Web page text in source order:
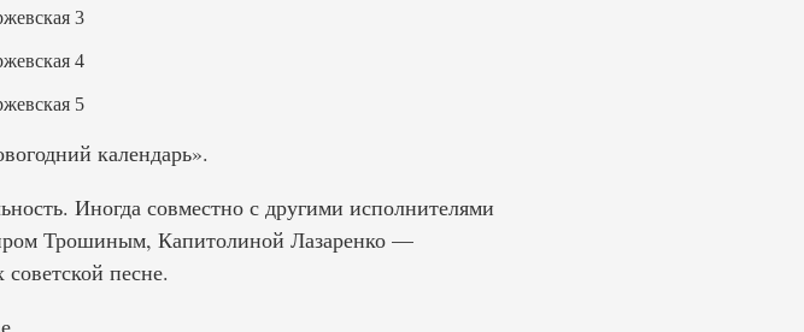
календарь».
Иногда совместно с другими исполнителями
Трошиным, Капитолиной Лазаренко —
песне.